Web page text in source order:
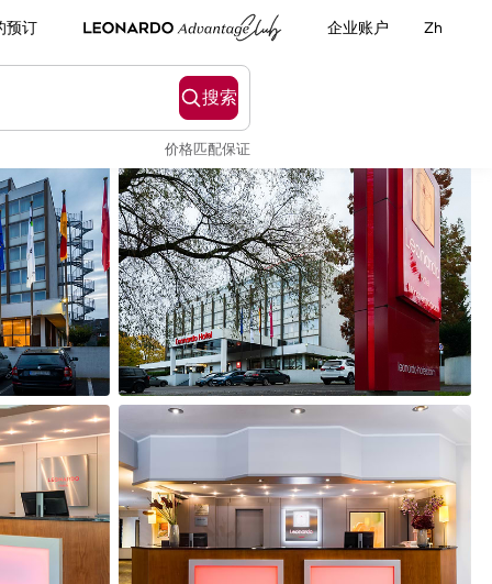
预订 企业账户 Zh
搜索
价格匹配保证